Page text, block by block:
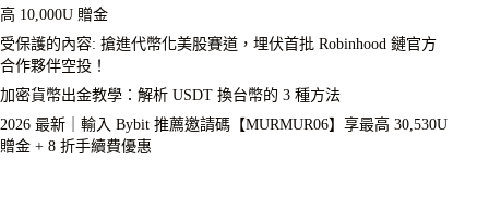
高 10,000U 贈金
受保護的內容: 搶進代幣化美股賽道，埋伏首批 Robinhood 鏈官方
合作夥伴空投！
加密貨幣出金教學：解析 USDT 換台幣的 3 種方法
2026 最新｜輸入 Bybit 推薦邀請碼【MURMUR06】享最高 30,530U
贈金 + 8 折手續費優惠